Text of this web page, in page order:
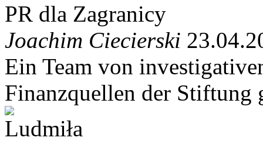
PR dla Zagranicy
Joachim Ciecierski
Ein Team von
Finanzquellen der Stiftung